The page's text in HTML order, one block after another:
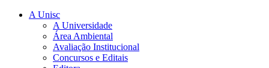
A Unisc
A Universidade
Área Ambiental
Avaliação Institucional
Concursos e Editais